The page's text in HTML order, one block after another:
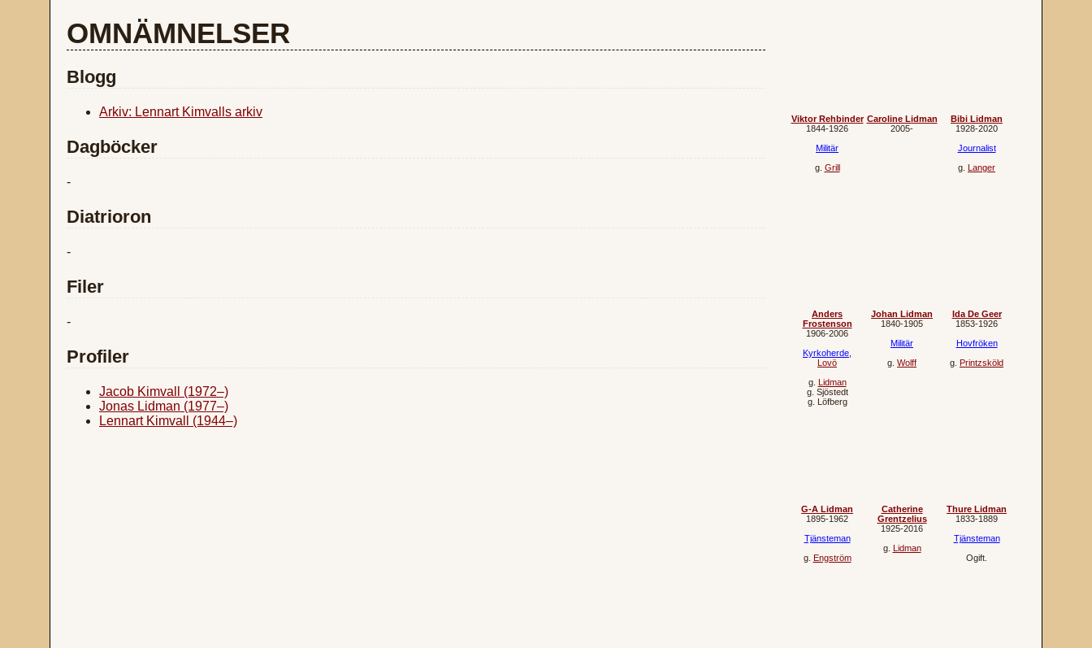
OMNÄMNELSER
Blogg
Arkiv: Lennart Kimvalls arkiv
Dagböcker
-
Diatrioron
-
Filer
-
Profiler
Jacob Kimvall (1972–)
Jonas Lidman (1977–)
Lennart Kimvall (1944–)
Viktor Rehbinder
1844‐1926
Militär
g. Grill
Caroline Lidman
2005‐
Bibi Lidman
1928‐2020
Journalist
g. Langer
Anders
Frostenson
1906‐2006
Kyrkoherde
Lovö
g. Lidman
g. Sjöstedt
g. Löfberg
Johan Lidman
1840‐1905
Militär
g. Wolff
Ida De Geer
1853‐1926
Hovfröken
g. Printzsköld
G-A Lidman
1895‐1962
Tjänsteman
g. Engström
Catherine
Grentzelius
1925‐2016
g. Lidman
Thure Lidman
1833‐1889
Tjänsteman
Ogift.